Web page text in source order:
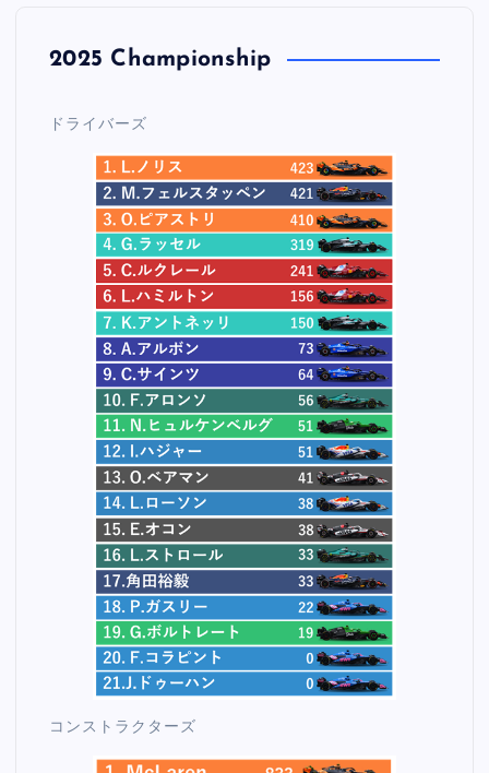
2025 Championship
ドライバーズ
コンストラクターズ